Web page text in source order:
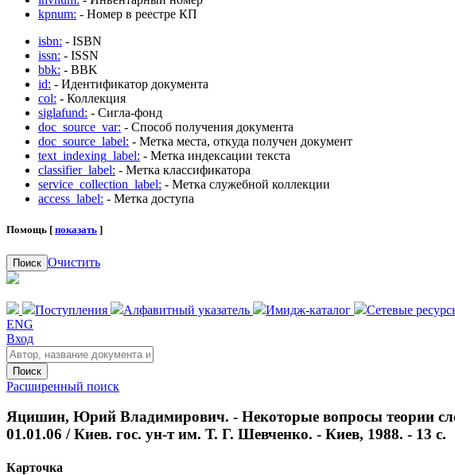
kpnum: - Номер в реестре КП
isbn: - ISBN
issn: - ISSN
bbk: - BBK
id: - Идентификатор документа
col: - Коллекция
siglafund: - Сигла-фонд
doc_source_var: - Способ получения документа
doc_source_label: - Метка места, откуда получен документ
text_indexing_label: - Метка индексации текста
classifier_label: - Метка классификатора
service_collection_label: - Метка служебной коллекции
access_label: - Метка доступа
Помощь [ показать ]
Поиск Очистить
Поступления Алфавитный указатель Имидж-каталог
Сетевые
ENG
Вход
Поиск
Расширенный поиск
Яцишин, Юрий Владимирович. - Некоторые вопросы теории
01.01.06 / Киев. гос. ун-т им. Т. Г. Шевченко. - Киев, 1988. - 13 с.
Карточка